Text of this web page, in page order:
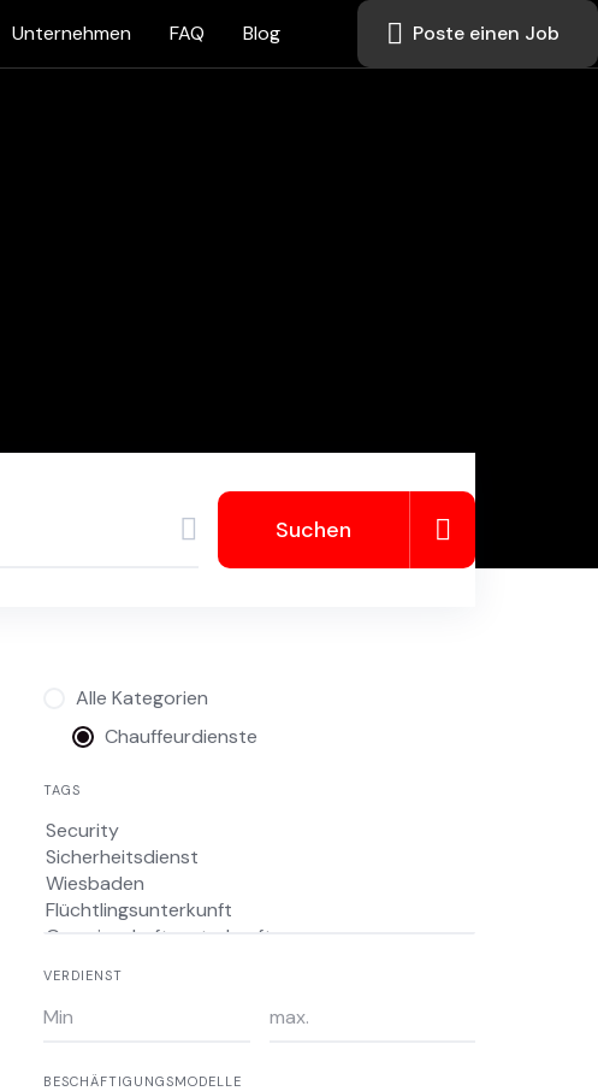
Unternehmen FAQ Blog Poste einen Job
Suchen
Alle Kategorien
Chauffeurdienste
TAGS
VERDIENST
BESCHÄFTIGUNGSMODELLE